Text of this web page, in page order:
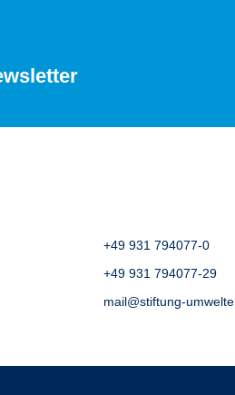
+49 931 794077-0
+49 931 794077-29
mail@stiftung-